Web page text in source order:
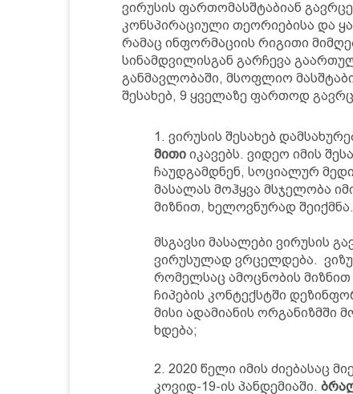
ვირუსის ფართომასშტაბიან
კონსპირაციული თეორიებისა და
რამაც ინფორმაციის რიგითი
სინამდვილისგან გარჩევა
განმავლობაში, მსოფლიო
შესახებ, 9 ყველაზე ფართოდ
ვირუსის შესახებ
მითი იკავებს. ვიდეო იმის
ჩაუდგამდნენ, სოციალურ
მასალას მოჰყვა მსჯელობა
მიზნით, ხელოვნურად შეიქმნა.
მსგავსი მასალები ვირუსის
ვირუსულად ვრცელდება.
რომელსაც ამოცნობის
ჩიპების კონტექსტში
მისი ადამიანის ორგანიზმში
ხდება;
2020 წელი იმის ძიებასაც
კოვიდ-19-ის პანდემიაში.